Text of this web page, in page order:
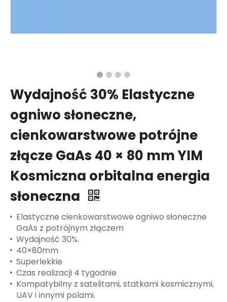
Wydajność 30% Elastyczne
ogniwo słoneczne,
cienkowarstwowe potrójne
złącze GaAs 40 × 80 mm YIM
Kosmiczna orbitalna energia
słoneczna
Elastyczne cienkowarstwowe ogniwo słoneczne
GaAs z potrójnym złączem
Wydajność 30%.
40×80mm
Superlekkie
Czas realizacji 4 tygodnie
Kompatybilny z satelitami, statkami kosmicznymi,
UAV i innymi polami.